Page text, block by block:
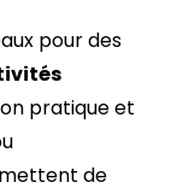
pour des
pratique et
de